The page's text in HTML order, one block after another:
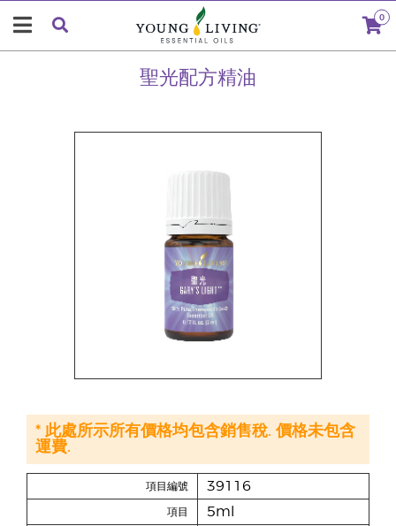
0
聖光配方精油
項目編號 39116
項目 5ml
* 此處所示所有價格均包含銷售稅. 價格未包含
運費.